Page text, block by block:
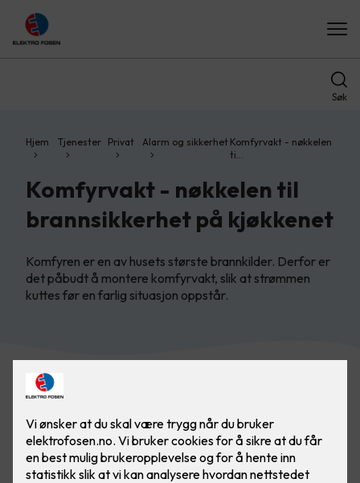
Søk
Hjem Tjenester Privat Alarm og sikkerhet Komfyrvakt - nøkkelen
ti…
Komfyrvakt - nøkkelen til
brannsikkerhet på kjøkkenet
Komfyren er en av husets største brannkilder. Derfor er
det påbudt å montere komfyrvakt, slik at strømmen
kuttes før en farlig situasjon oppstår.